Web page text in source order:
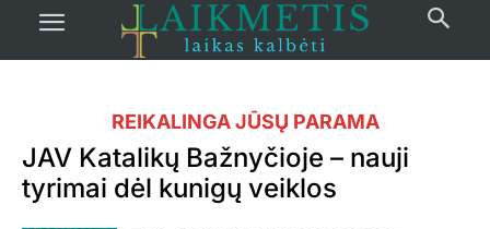
REIKALINGA JŪSŲ PARAMA
JAV Katalikų Bažnyčioje – nauji
tyrimai dėl kunigų veiklos